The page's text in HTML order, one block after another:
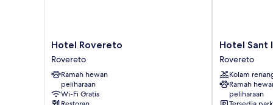
Hotel
Rovereto
Rovereto
Hotel Rovereto
Rovereto
Ramah hewan
peliharaan
Wi-Fi Gratis
Hotel
Sant
Ilario
Rovereto
Hotel Sant
Rovereto
Kolam
Ramah
peliharaan